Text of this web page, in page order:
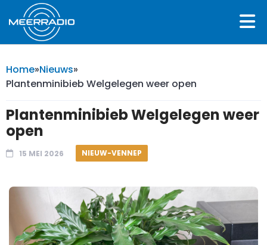
Home»Nieuws»
Plantenminibieb Welgelegen weer open
Plantenminibieb Welgelegen weer
open
15 MEI 2026 NIEUW-VENNEP